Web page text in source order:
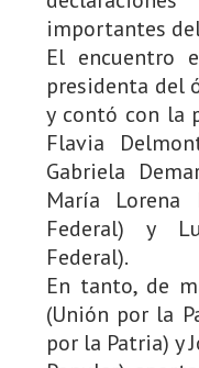
importantes
El encuentro
presidenta del
y contó con la
Flavia
Gabriela
María Lorena
Federal) y
Federal).
En tanto, de
(Unión por la
por la Patria) y